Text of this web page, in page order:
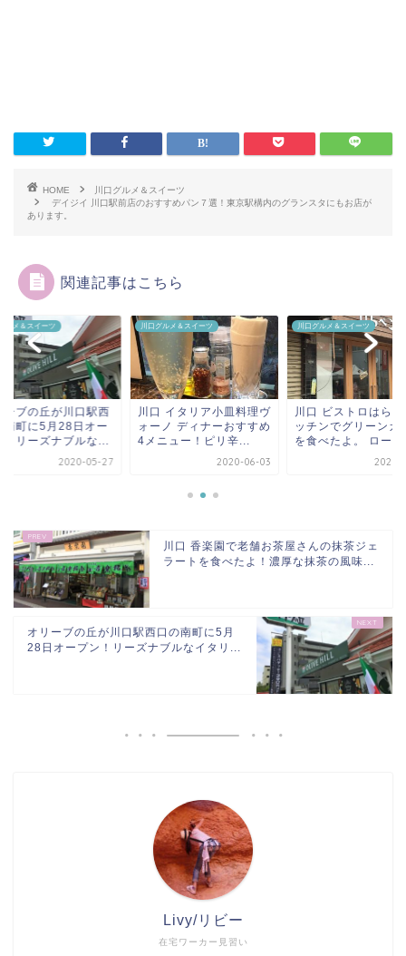
HOME
川口グルメ＆スイーツ
デイジイ 川口駅前店のおすすめパン７選！東京駅構内のグランスタにもお店が
あります。
関連記事はこちら
川口グルメ＆スイーツ
口 イタリア小皿料理ヴ
ーノ ディナーおすすめ
メニュー！ピリ辛...
2020-06-03
川口グルメ＆スイーツ
川口 ビストロはらぺこキ
ッチンでグリーンカレー
を食べたよ。 ロース...
2020-06-01
川口グルメ＆スイーツ
オリーブの丘が
口の南町に5月28
プン！リーズナ
川口 香楽園で老舗お茶屋さんの抹茶ジェ
ラートを食べたよ！濃厚な抹茶の風味...
オリーブの丘が川口駅西口の南町に5月
28日オープン！リーズナブルなイタリ...
在宅ワーカー見習い
Livy/リビー